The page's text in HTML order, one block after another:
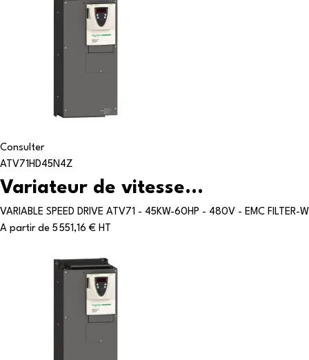
Consulter
ATV71HD45N4Z
Variateur de vitesse...
VARIABLE SPEED DRIVE ATV71 - 45KW-60HP - 480V - EMC FILTER-W
A partir de 5 551,16 € HT